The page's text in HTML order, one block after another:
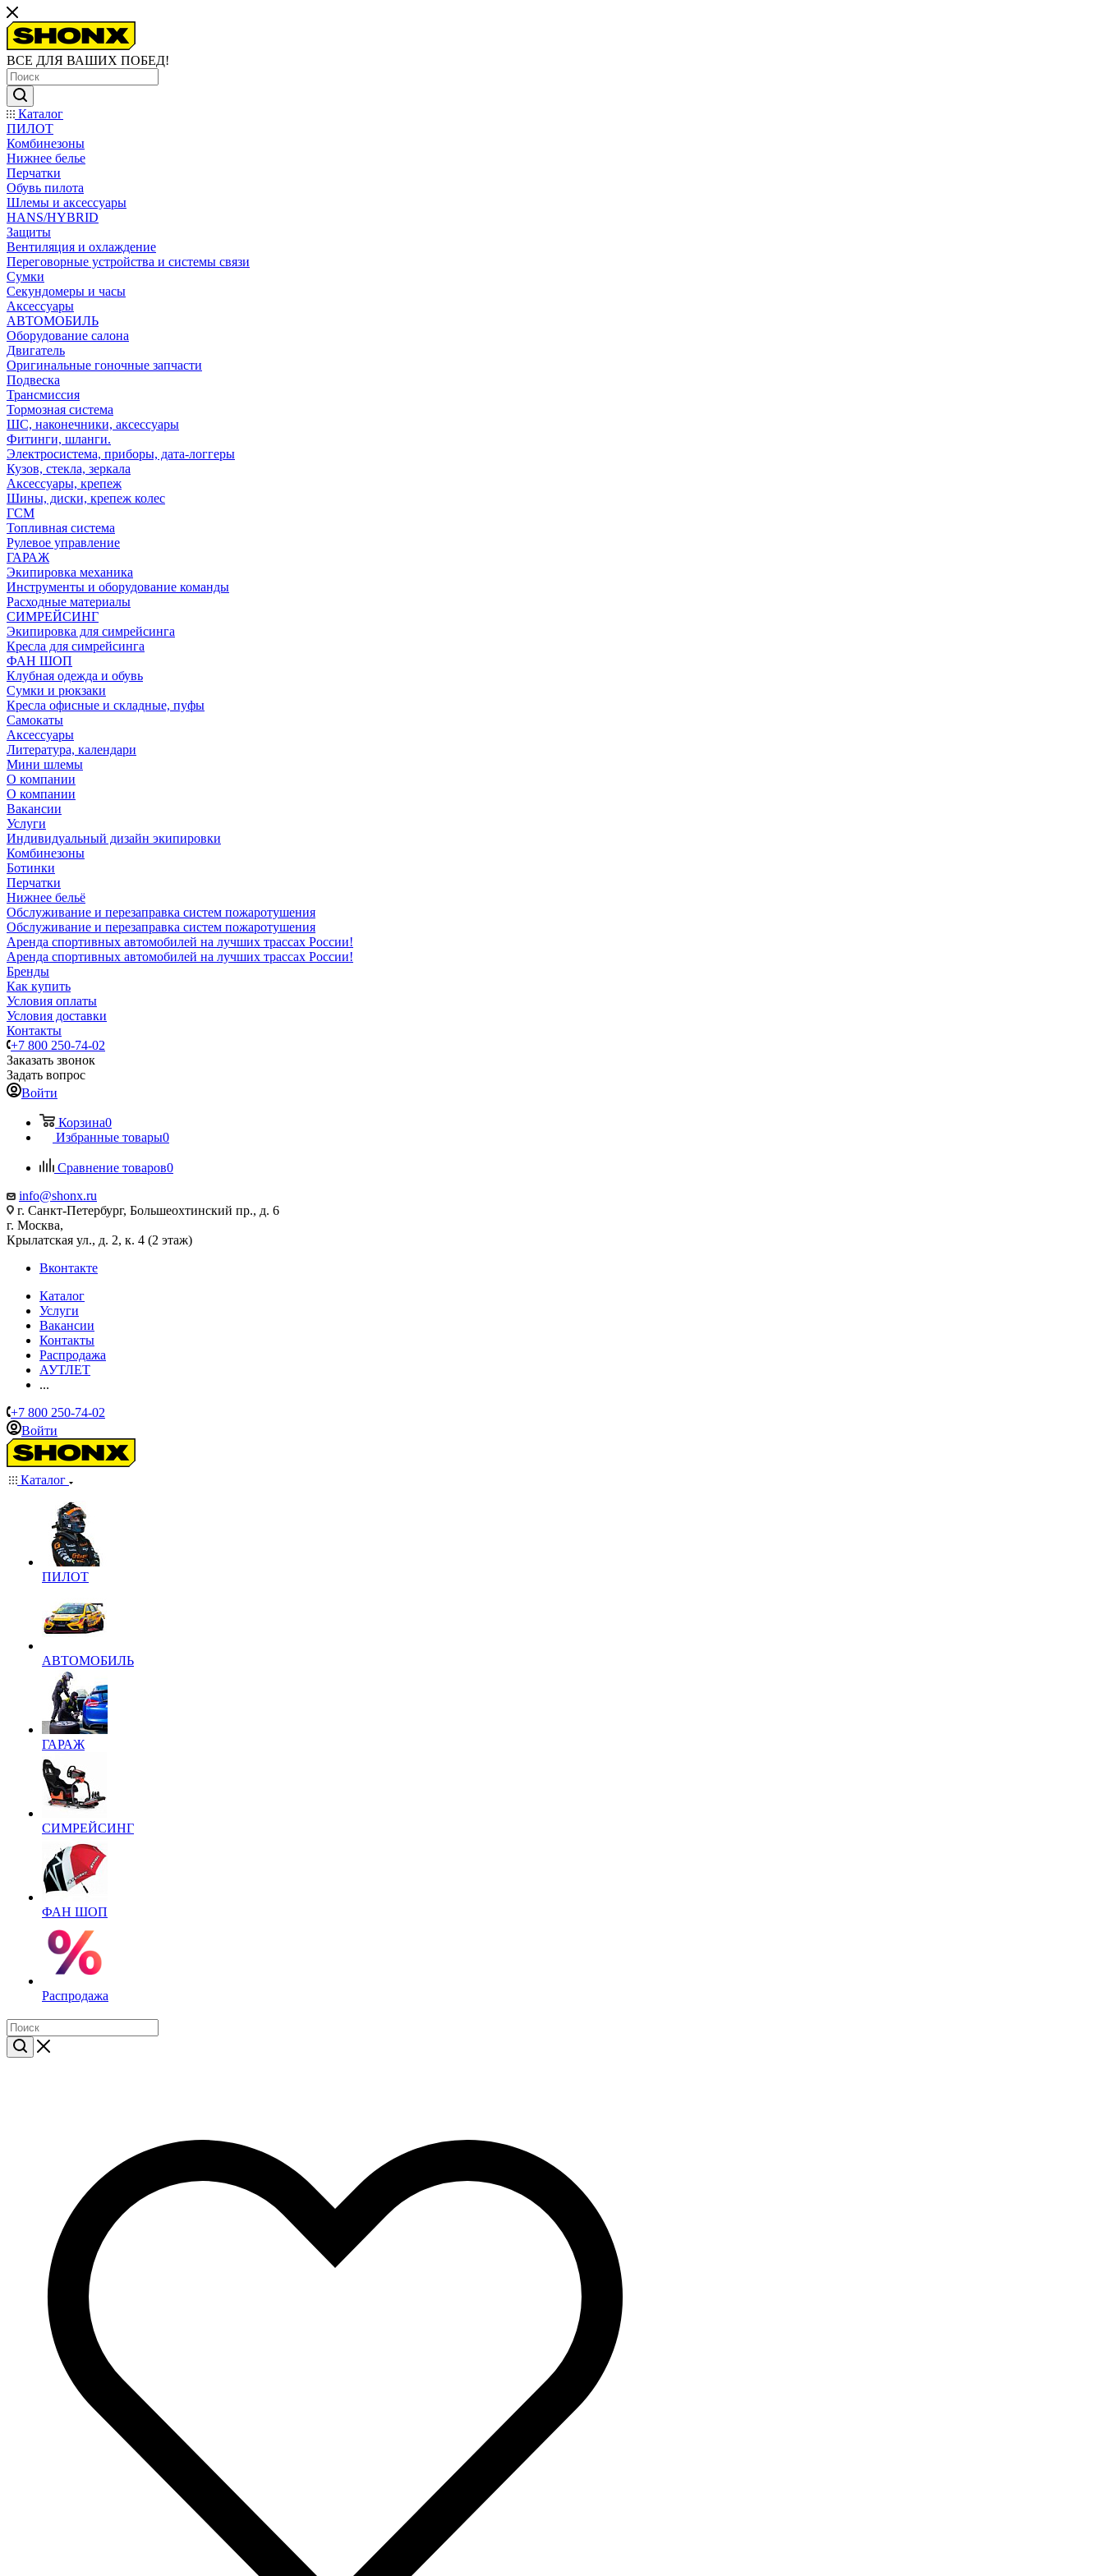
ВСЕ ДЛЯ ВАШИХ ПОБЕД!
Каталог
ПИЛОТ
Комбинезоны
Нижнее белье
Перчатки
Обувь пилота
Шлемы и аксессуары
HANS/HYBRID
Защиты
Вентиляция и охлаждение
Переговорные устройства и системы связи
Сумки
Секундомеры и часы
Аксессуары
АВТОМОБИЛЬ
Оборудование салона
Двигатель
Оригинальные гоночные запчасти
Подвеска
Трансмиссия
Тормозная система
ШС, наконечники, аксессуары
Фитинги, шланги.
Электросистема, приборы, дата-логгеры
Кузов, стекла, зеркала
Аксессуары, крепеж
Шины, диски, крепеж колес
ГСМ
Топливная система
Рулевое управление
ГАРАЖ
Экипировка механика
Инструменты и оборудование команды
Расходные материалы
СИМРЕЙСИНГ
Экипировка для симрейсинга
Кресла для симрейсинга
ФАН ШОП
Клубная одежда и обувь
Сумки и рюкзаки
Кресла офисные и складные, пуфы
Самокаты
Аксессуары
Литература, календари
Мини шлемы
О компании
О компании
Вакансии
Услуги
Индивидуальный дизайн экипировки
Комбинезоны
Ботинки
Перчатки
Нижнее бельё
Обслуживание и перезаправка систем пожаротушения
Обслуживание и перезаправка систем пожаротушения
Аренда спортивных автомобилей на лучших трассах России!
Аренда спортивных автомобилей на лучших трассах России!
Бренды
Как купить
Условия оплаты
Условия доставки
Контакты
+7 800 250-74-02
Заказать звонок
Задать вопрос
Войти
Корзина0
Избранные товары0
Сравнение товаров0
info@shonx.ru
г. Санкт-Петербург, Большеохтинский пр., д. 6
г. Москва,
Крылатская ул., д. 2, к. 4 (2 этаж)
Вконтакте
Каталог
Услуги
Вакансии
Контакты
Распродажа
АУТЛЕТ
...
+7 800 250-74-02
Войти
Каталог
ПИЛОТ
АВТОМОБИЛЬ
ГАРАЖ
СИМРЕЙСИНГ
ФАН ШОП
Распродажа